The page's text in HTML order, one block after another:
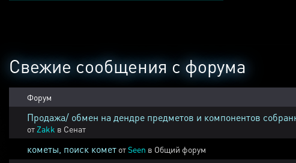
Свежие сообщения с форума
Форум
Продажа/ обмен на дендре предметов и компонентов
от Zakk в Сенат
кометы, поиск комет отSeen в Общий форум